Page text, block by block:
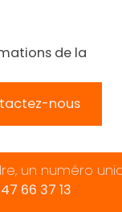
de la
nous
un numéro
66 37 13